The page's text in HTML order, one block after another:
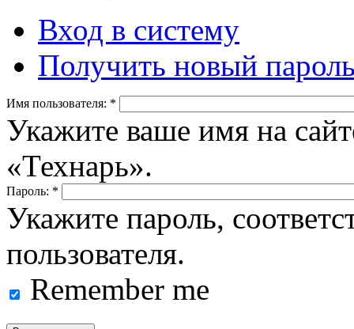
Вход в систему
Получить новый
Имя пользователя: *
Укажите ваше имя на
«Технарь».
Пароль: *
Укажите пароль,
пользователя.
Remember me